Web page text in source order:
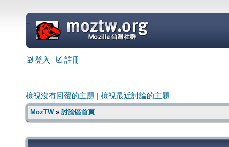
=
登入 註冊
檢視沒有回覆的主題 檢視最近討論的主題
MozTW» 討論區首頁